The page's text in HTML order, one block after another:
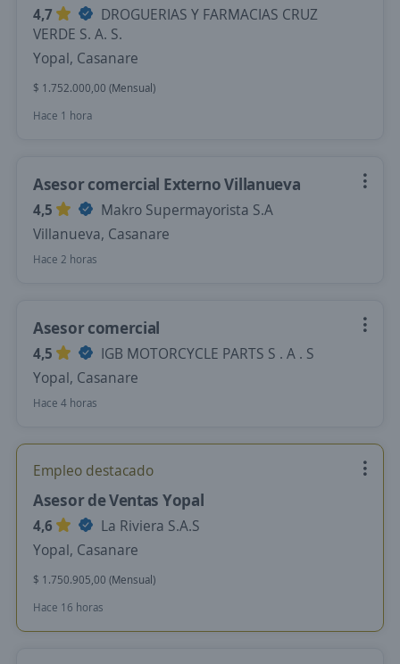
4,7
DROGUERIAS Y FARMACIAS CRUZ
VERDE S. A. S.
Yopal, Casanare
$ 1.752.000,00 (Mensual)
Hace 1 hora
Asesor comercial Externo Villanueva
4,5
Makro Supermayorista S.A
Villanueva, Casanare
Hace 2 horas
Asesor comercial
4,5
IGB MOTORCYCLE PARTS S . A . S
Yopal, Casanare
Hace 4 horas
Empleo destacado
Asesor de Ventas Yopal
4,6
La Riviera S.A.S
Yopal, Casanare
$ 1.750.905,00 (Mensual)
Hace 16 horas